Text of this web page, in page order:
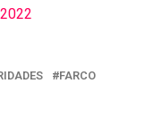
FARCO